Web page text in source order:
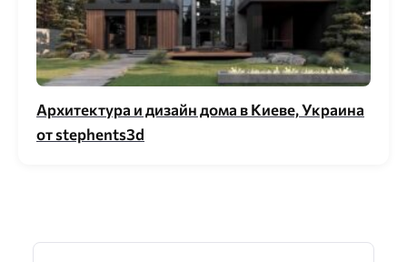
Архитектура и дизайн дома в Киеве, Украина
от stephents3d⁣